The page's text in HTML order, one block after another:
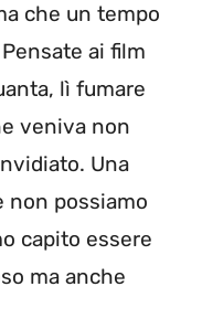
che un tempo
ai film
lì fumare
veniva non
Una
non possiamo
capito essere
ma anche